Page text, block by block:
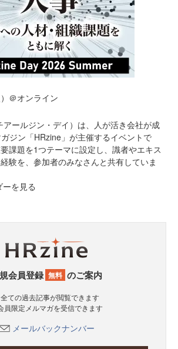
＠オンライン
アールジン・デイ）は、人が活き会社が成
ジン「HRzine」が主催するイベントで
課題を1つテーマに設定し、識者やエキス
験を、参加者のみなさんと共有していま
を見る
会員登録 無料 のご案内
全ての過去記事が閲覧できます
員限定メルマガを受信できます
メールバックナンバー